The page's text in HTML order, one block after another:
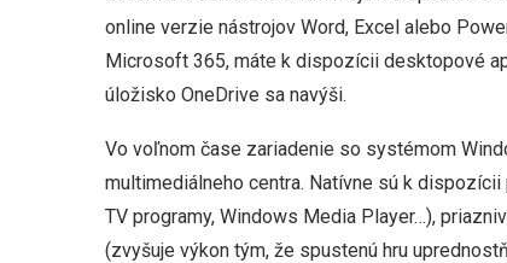
online verzie nástrojov Word, Excel alebo
Microsoft 365, máte k dispozícii desktopové
úložisko OneDrive sa navýši.
Vo voľnom čase zariadenie so systémom
multimediálneho centra. Natívne sú k
TV programy, Windows Media Player…),
(zvyšuje výkon tým, že spustenú hru